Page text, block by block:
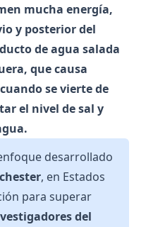
mucha energía,
y posterior del
de agua salada
que causa
se vierte de
el nivel de sal y
desarrollado
, en Estados
para superar
del